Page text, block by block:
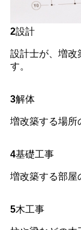
2設計
設計士が、増改
す。
3解体
増改築する場所
4基礎工事
増改築する部屋
5木工事